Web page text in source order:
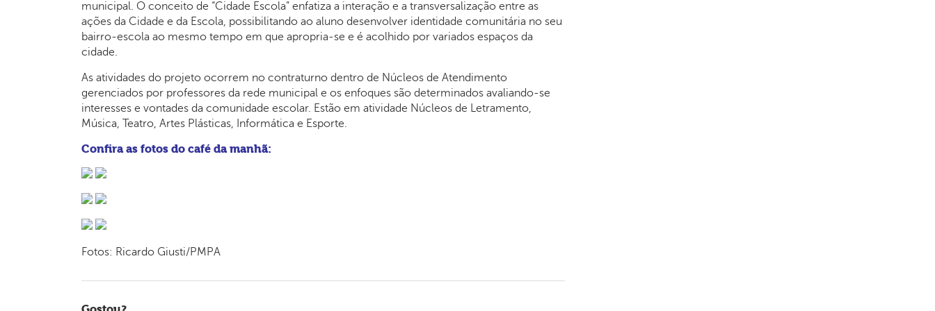
municipal. O conceito de “Cidade Escola” enfatiza a interação e a transversalização entre as
ações da Cidade e da Escola, possibilitando ao aluno desenvolver identidade comunitária no seu
bairro-escola ao mesmo tempo em que apropria-se e é acolhido por variados espaços da
cidade.
As atividades do projeto ocorrem no contraturno dentro de Núcleos de Atendimento
gerenciados por professores da rede municipal e os enfoques são determinados avaliando-se
interesses e vontades da comunidade escolar. Estão em atividade Núcleos de Letramento,
Música, Teatro, Artes Plásticas, Informática e Esporte.
Confira as fotos do café da manhã:
Fotos: Ricardo Giusti/PMPA